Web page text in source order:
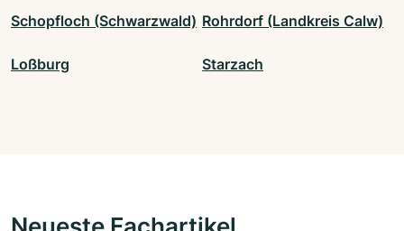
Schopfloch (Schwarzwald) Rohrdorf (Landkreis Calw)
Loßburg Starzach